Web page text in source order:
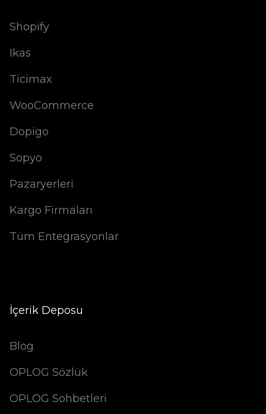
Shopify
Ikas
Ticimax
WooCommerce
Dopigo
Sopyo
Pazaryerleri
Kargo Firmaları
Tüm Entegrasyonlar
İçerik Deposu
Blog
OPLOG Sözlük
OPLOG Sohbetleri